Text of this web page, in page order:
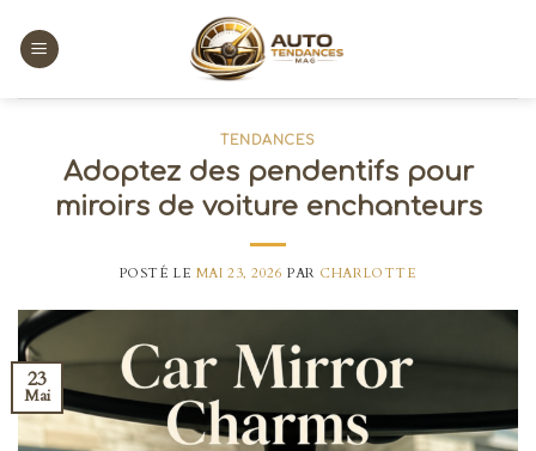
content
TENDANCES
Adoptez des pendentifs pour
miroirs de voiture enchanteurs
POSTÉ LE MAI 23, 2026 PAR CHARLOTTE
23
Mai